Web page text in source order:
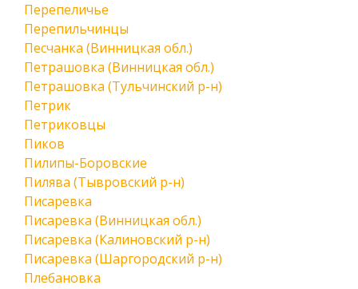
Перепеличье
Перепильчинцы
Песчанка (Винницкая обл.)
Петрашовка (Винницкая обл.)
Петрашовка (Тульчинский р-н)
Петрик
Петриковцы
Пиков
Пилипы-Боровские
Пилява (Тывровский р-н)
Писаревка
Писаревка (Винницкая обл.)
Писаревка (Калиновский р-н)
Писаревка (Шаргородский р-н)
Плебановка